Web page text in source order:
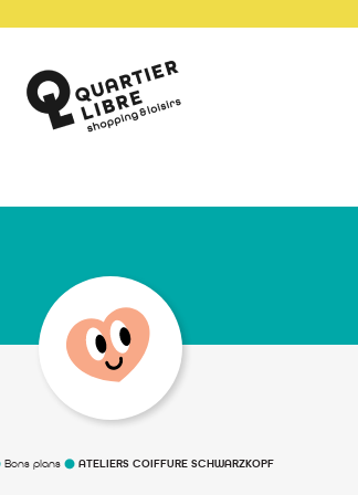
Bons plans ATELIERS COIFFURE SCHWARZKOPF